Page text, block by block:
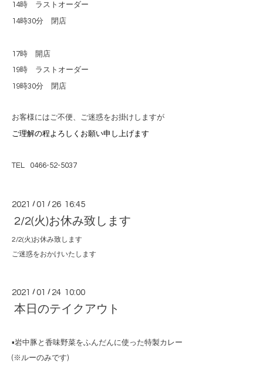
14時 ラストオーダー
14時30分 閉店
17時 開店
19時 ラストオーダー
19時30分 閉店
お客様にはご不便、ご迷惑をお掛けしますが
ご理解の程よろしくお願い申し上げます
TEL 0466-52-5037
2021 /01 / 26 16:45
2/2(火)お休み致します
2/2(火)お休み致します
ご迷惑をおかけいたします
2021 /01 / 24 10:00
本日のテイクアウト
▪️岩中豚と香味野菜をふんだんに使った特製カレー
(※ルーのみです)